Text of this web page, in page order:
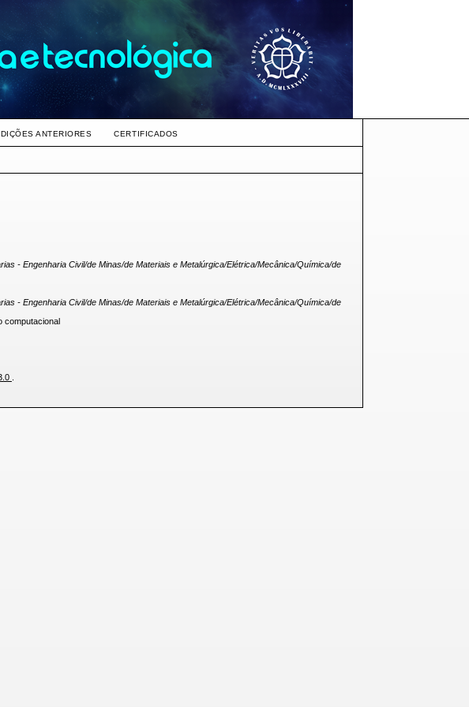
ANTERIORES CERTIFICADOS
- Engenharia Civil/de Minas/de Materiais e Metalúrgica/Elétrica/Mecânica/Química/de
- Engenharia Civil/de Minas/de Materiais e Metalúrgica/Elétrica/Mecânica/Química/de
computacional